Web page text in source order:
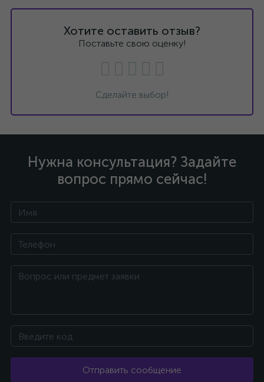
Хотите оставить отзыв?
Поставьте свою оценку!
Сделайте выбор!
Нужна консультация? Задайте
вопрос прямо сейчас!
Отправить сообщение